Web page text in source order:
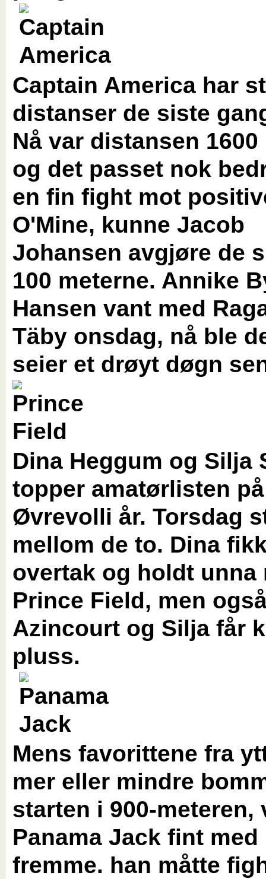
Captain America har
distanser de siste
Nå var distansen 1600
og det passet nok
en fin fight mot
O'Mine, kunne Jacob
Johansen avgjøre de
100 meterne. Annike
Hansen vant med
Täby onsdag, nå ble
seier et drøyt døgn
Dina Heggum og Silja
topper amatørlisten på
Øvrevolli år. Torsdag
mellom de to. Dina
overtak og holdt unna
Prince Field, men
Azincourt og Silja får
pluss.
Mens favorittene fra
mer eller mindre
starten i 900-meteren,
Panama Jack fint med
fremme. han måtte